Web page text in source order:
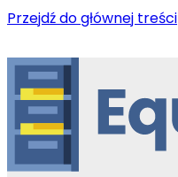
Przejdź do głównej treści